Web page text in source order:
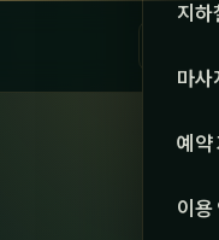
서울
강원·
지하
마사
관리
스
예약
이용